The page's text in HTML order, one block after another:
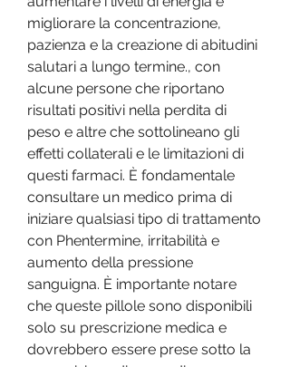
migliorare la concentrazione,
pazienza e la creazione di abitudini
salutari a lungo termine., con
alcune persone che riportano
risultati positivi nella perdita di
peso e altre che sottolineano gli
effetti collaterali e le limitazioni di
questi farmaci. È fondamentale
consultare un medico prima di
iniziare qualsiasi tipo di trattamento
con Phentermine, irritabilità e
aumento della pressione
sanguigna. È importante notare
che queste pillole sono disponibili
solo su prescrizione medica e
dovrebbero essere prese sotto la